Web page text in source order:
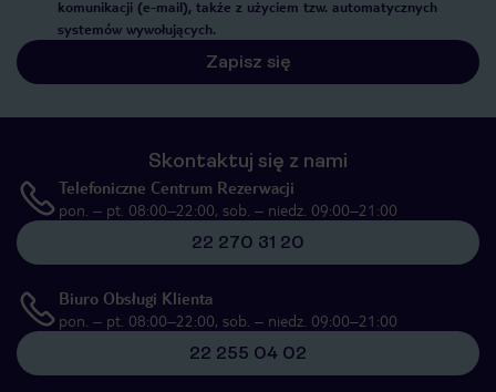
komunikacji (e-mail), także z użyciem tzw. automatycznych
systemów wywołujących.
Zapisz się
Skontaktuj się z nami
Telefoniczne Centrum Rezerwacji
pon. – pt. 08:00–22:00, sob. – niedz. 09:00–21:00
22 270 31 20
Biuro Obsługi Klienta
pon. – pt. 08:00–22:00, sob. – niedz. 09:00–21:00
22 255 04 02